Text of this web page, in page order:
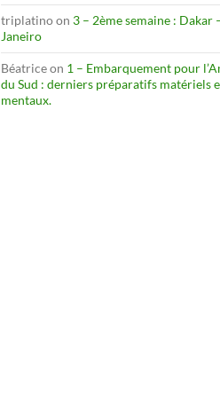
triplatinoon 3 – 2ème semaine : Dakar
Janeiro
Béatriceon 1 – Embarquement pour
du Sud : derniers préparatifs matériels
mentaux.